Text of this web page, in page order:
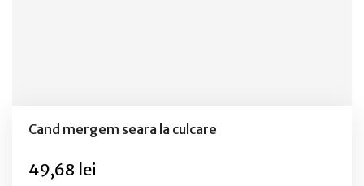
Cand mergem seara la culcare
49,68 lei